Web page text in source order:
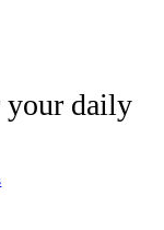
your daily